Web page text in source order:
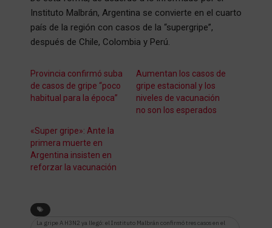
Instituto Malbrán, Argentina se convierte en el cuarto
país de la región con casos de la “supergripe”,
después de Chile, Colombia y Perú.
Provincia confirmó suba
de casos de gripe “poco
habitual para la época”
Aumentan los casos de
gripe estacional y los
niveles de vacunación
no son los esperados
«Super gripe»: Ante la
primera muerte en
Argentina insisten en
reforzar la vacunación
La gripe A H3N2 ya llegó: el Instituto Malbrán confirmó tres casos en el